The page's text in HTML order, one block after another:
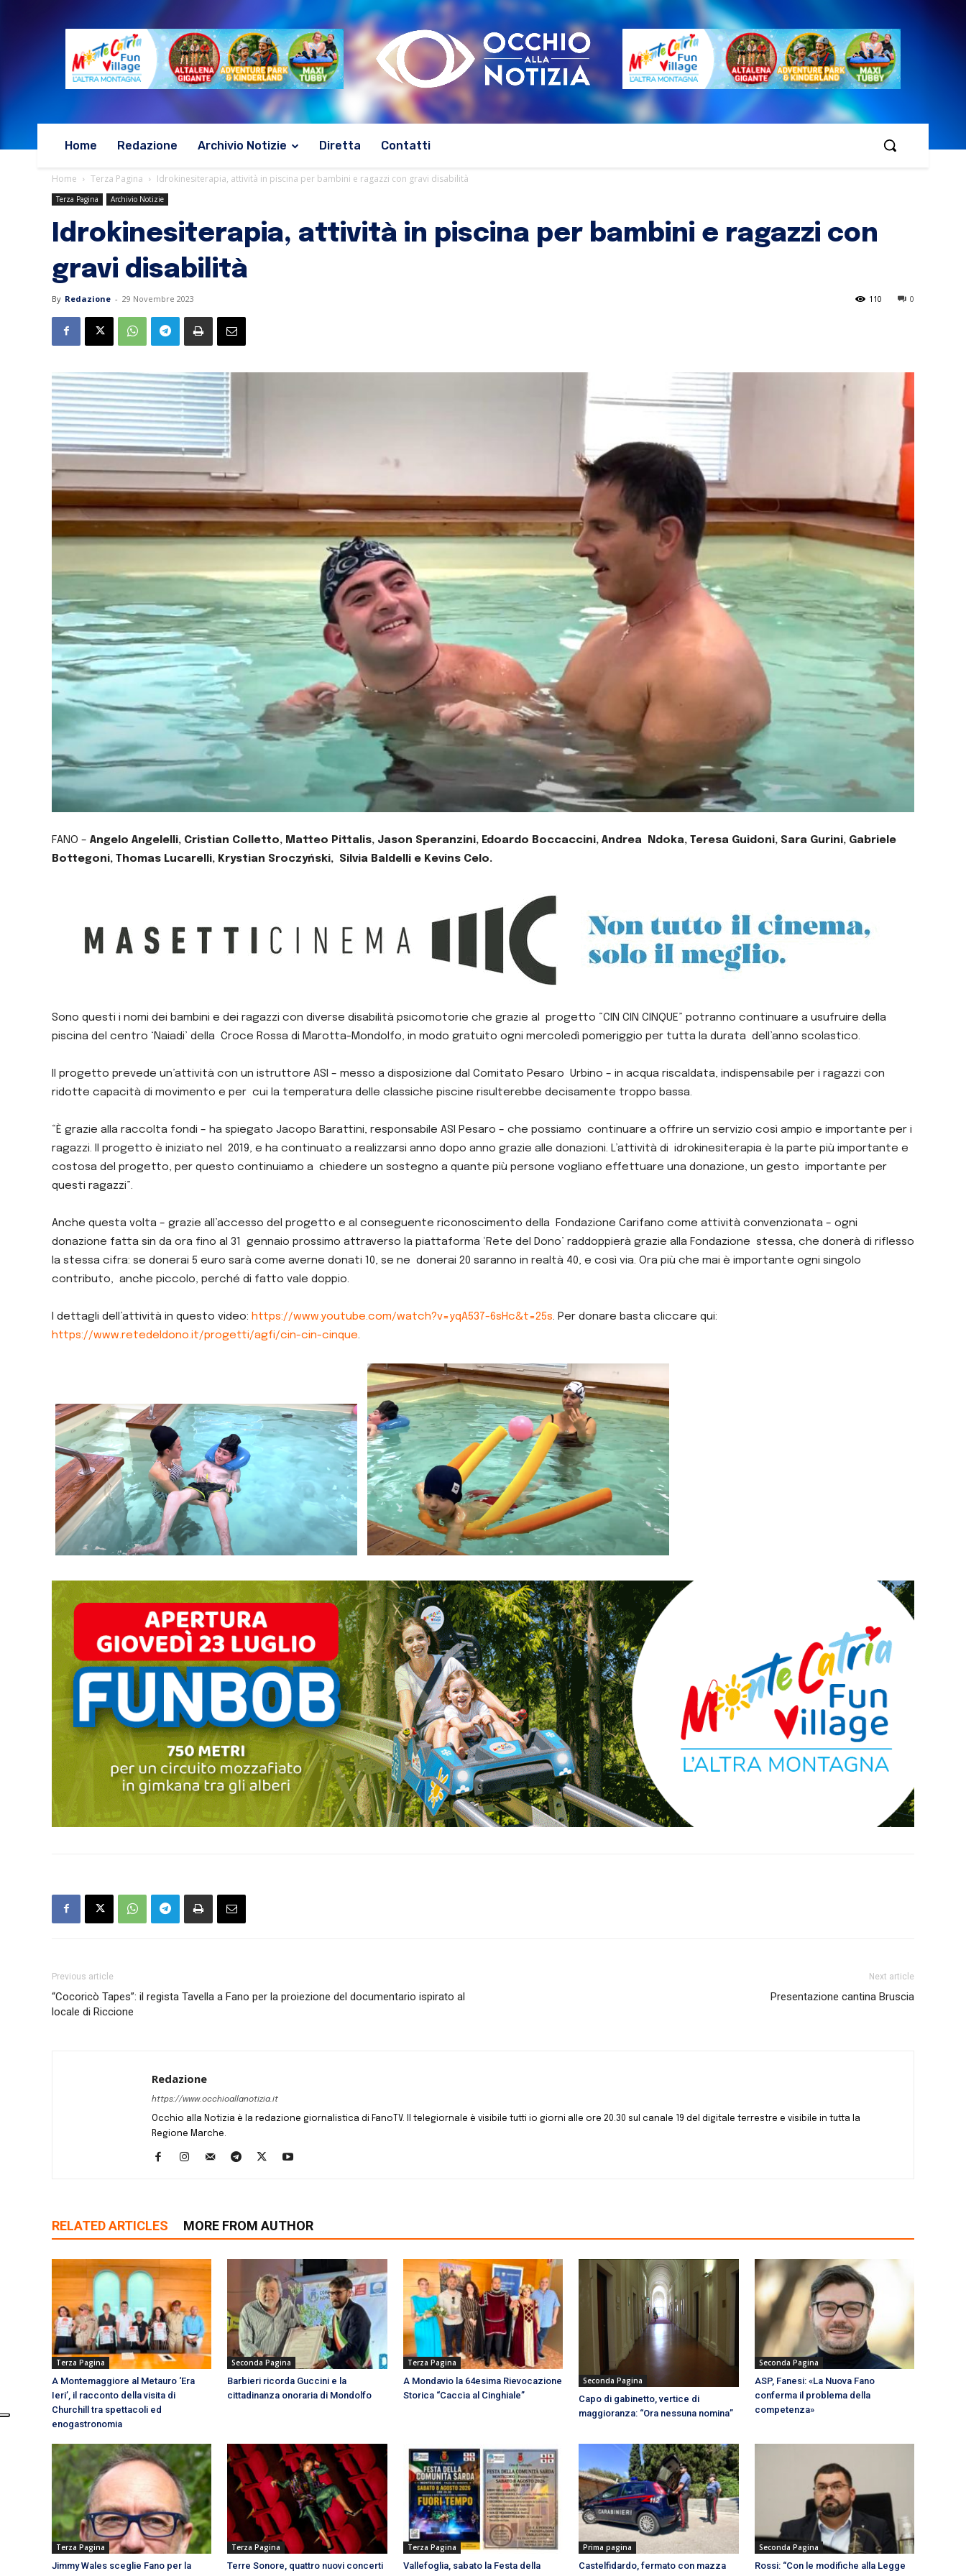
Home Redazione Archivio Notizie Diretta Contatti
Home Terza Pagina Idrokinesiterapia, attività in piscina per bambini e ragazzi con gravi disabilità
Terza Pagina Archivio Notizie
Idrokinesiterapia, attività in piscina per bambini e ragazzi con
gravi disabilità
By Redazione - 29 Novembre 2023 0
110
FANO – Angelo Angelelli, Cristian Colletto, Matteo Pittalis, Jason Speranzini, Edoardo Boccaccini, Andrea Ndoka, Teresa Guidoni, Sara Gurini, Gabriele
Bottegoni, Thomas Lucarelli, Krystian Sroczyński, Silvia Baldelli e Kevins Celo.
Sono questi i nomi dei bambini e dei ragazzi con diverse disabilità psicomotorie che grazie al progetto “CIN CIN CINQUE” potranno continuare a usufruire della
piscina del centro ‘Naiadi’ della Croce Rossa di Marotta-Mondolfo, in modo gratuito ogni mercoledì pomeriggio per tutta la durata dell’anno scolastico.
Il progetto prevede un’attività con un istruttore ASI – messo a disposizione dal Comitato Pesaro Urbino – in acqua riscaldata, indispensabile per i ragazzi con
ridotte capacità di movimento e per cui la temperatura delle classiche piscine risulterebbe decisamente troppo bassa.
“È grazie alla raccolta fondi – ha spiegato Jacopo Barattini, responsabile ASI Pesaro – che possiamo continuare a offrire un servizio così ampio e importante per i
ragazzi. Il progetto è iniziato nel 2019, e ha continuato a realizzarsi anno dopo anno grazie alle donazioni. L’attività di idrokinesiterapia è la parte più importante e
costosa del progetto, per questo continuiamo a chiedere un sostegno a quante più persone vogliano effettuare una donazione, un gesto importante per
questi ragazzi”.
Anche questa volta – grazie all’accesso del progetto e al conseguente riconoscimento della Fondazione Carifano come attività convenzionata – ogni
donazione fatta sin da ora fino al 31 gennaio prossimo attraverso la piattaforma ‘Rete del Dono’ raddoppierà grazie alla Fondazione stessa, che donerà di riflesso
la stessa cifra: se donerai 5 euro sarà come averne donati 10, se ne donerai 20 saranno in realtà 40, e così via. Ora più che mai è importante ogni singolo
contributo, anche piccolo, perché di fatto vale doppio.
I dettagli dell’attività in questo video: https://www.youtube.com/watch?v=yqA537-6sHc&t=25s. Per donare basta cliccare qui:
https://www.retedeldono.it/progetti/agfi/cin-cin-cinque.
Previous article
“Cocoricò Tapes”: il regista Tavella a Fano per la proiezione del documentario ispirato al
locale di Riccione
Next article
Presentazione cantina Bruscia
Redazione
https://www.occhioallanotizia.it
Occhio alla Notizia è la redazione giornalistica di FanoTV. Il telegiornale è visibile tutti io giorni alle ore 20.30 sul canale 19 del digitale terrestre e visibile in tutta la
Regione Marche.
RELATED ARTICLES MORE FROM AUTHOR
Terza Pagina
A Montemaggiore al Metauro ‘Era
Ieri’, il racconto della visita di
Churchill tra spettacoli ed
enogastronomia
Seconda Pagina
Barbieri ricorda Guccini e la
cittadinanza onoraria di Mondolfo
Terza Pagina
A Mondavio la 64esima Rievocazione
Storica “Caccia al Cinghiale”
Seconda Pagina
Capo di gabinetto, vertice di
maggioranza: “Ora nessuna nomina”
Seconda Pagina
ASP, Fanesi: «La Nuova Fano
conferma il problema della
competenza»
Terza Pagina
Jimmy Wales sceglie Fano per la
Terza Pagina
Terre Sonore, quattro nuovi concerti
Terza Pagina
Vallefoglia, sabato la Festa della
Prima pagina
Castelfidardo, fermato con mazza
Seconda Pagina
Rossi: “Con le modifiche alla Legge